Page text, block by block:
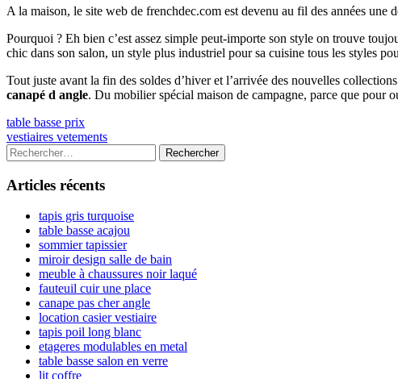
A la maison, le site web de frenchdec.com est devenu au fil des années une
Pourquoi ? Eh bien c’est assez simple peut-importe son style on trouve
chic dans son salon, un style plus industriel pour sa cuisine tous les styles
Tout juste avant la fin des soldes d’hiver et l’arrivée des nouvelles
canapé d angle. Du mobilier spécial maison de campagne, parce que pour
Navigation
de
l’article
Previous
article:
table basse prix
Next
article:
vestiaires vetements
Colonne
latérale
principale
Rechercher :
Articles récents
tapis gris turquoise
table basse acajou
sommier tapissier
miroir design salle de bain
meuble à chaussures noir laqué
fauteuil cuir une place
canape pas cher angle
location casier vestiaire
tapis poil long blanc
etageres modulables en metal
table basse salon en verre
lit coffre